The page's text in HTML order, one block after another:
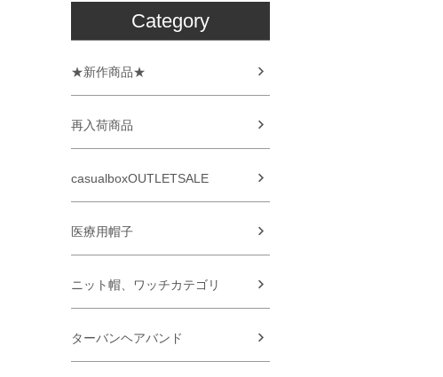
Category
★新作商品★
再入荷商品
casualboxOUTLETSALE
医療用帽子
ニット帽、ワッチカテゴリ
ターバンヘアバンド